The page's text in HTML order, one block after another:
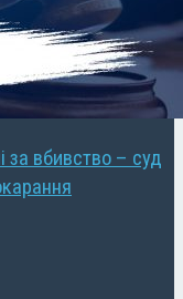
за вбивство – суд